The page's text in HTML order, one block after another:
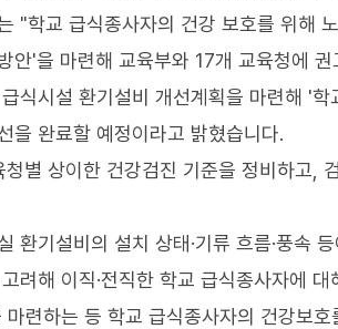
"학교 급식종사자의 건강 보호를 위해
안'을 마련해 교육부와 17개 교육청에
식시설 환기설비 개선계획을 마련해 '
을 완료할 예정이라고 밝혔습니다.
청별 상이한 건강검진 기준을 정비하고,
환기설비의 설치 상태·기류 흐름·풍속
려해 이직·전직한 학교 급식종사자에
련하는 등 학교 급식종사자의 건강보